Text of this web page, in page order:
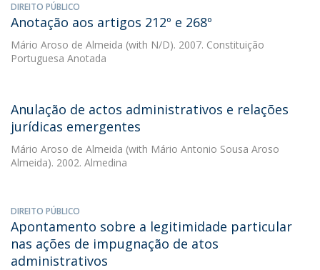
DIREITO PÚBLICO
Anotação aos artigos 212º e 268º
Mário Aroso de Almeida (with N/D). 2007. Constituição
Portuguesa Anotada
Anulação de actos administrativos e relações
jurídicas emergentes
Mário Aroso de Almeida (with Mário Antonio Sousa Aroso
Almeida). 2002. Almedina
DIREITO PÚBLICO
Apontamento sobre a legitimidade particular
nas ações de impugnação de atos
administrativos